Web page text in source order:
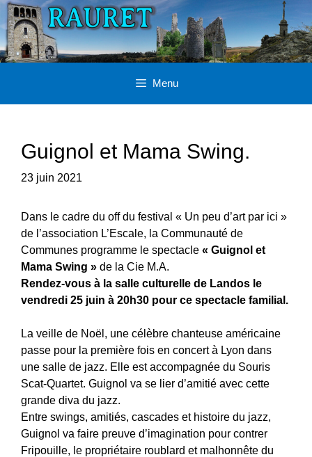
Aller
au
contenu
Menu
Guignol et Mama Swing.
23 juin 2021
Dans le cadre du off du festival « Un peu d’art par ici »
de l’association L’Escale, la Communauté de
Communes programme le spectacle « Guignol et
Mama Swing » de la Cie M.A.
Rendez-vous à la salle culturelle de Landos le
vendredi 25 juin à 20h30 pour ce spectacle familial.
La veille de Noël, une célèbre chanteuse américaine
passe pour la première fois en concert à Lyon dans
une salle de jazz. Elle est accompagnée du Souris
Scat-Quartet. Guignol va se lier d’amitié avec cette
grande diva du jazz.
Entre swings, amitiés, cascades et histoire du jazz,
Guignol va faire preuve d’imagination pour contrer
Fripouille, le propriétaire roublard et malhonnête du